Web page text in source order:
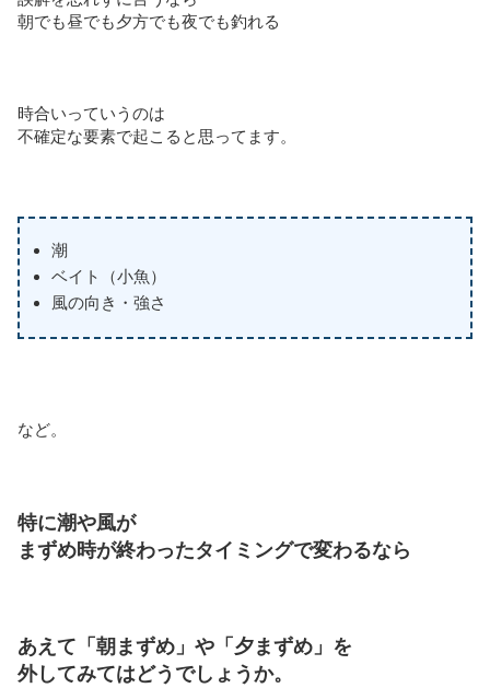
朝でも昼でも夕方でも夜でも釣れる
時合いっていうのは
不確定な要素で起こると思ってます。
潮
ベイト（小魚）
風の向き・強さ
など。
特に潮や風が
まずめ時が終わったタイミングで変わるなら
あえて「朝まずめ」や「夕まずめ」を
外してみてはどうでしょうか。